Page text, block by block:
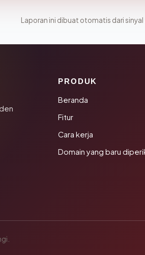
Laporan ini dibuat otomatis dari
PRODUK
Beranda
Fitur
Cara kerja
Domain yang baru